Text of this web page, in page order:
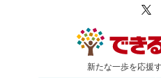
新たな一歩を応援